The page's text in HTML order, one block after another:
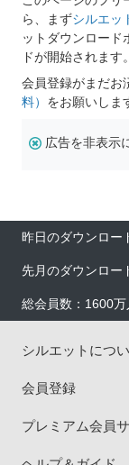
ら、まずシルエッ
ットダウンロード
ドが開始されます。
会員登録がまだお
料） をお願いしま
広告を非表示
昨日のダウンロー
先月のダウンロー
総会員数：1600
シルエットにつ
会員登録
プレミアム会員